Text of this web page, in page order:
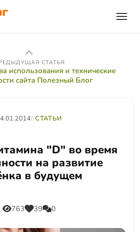
СТАТЬЯ
использования и технические
сайта Полезный Блог
//СТАТЬИ
"D" во время
на развитие
в будущем
763 39 0